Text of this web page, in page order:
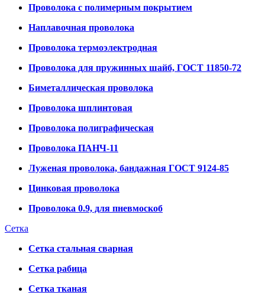
Проволока с полимерным покрытием
Наплавочная проволока
Проволока термоэлектродная
Проволока для пружинных шайб, ГОСТ 11850-72
Биметаллическая проволока
Проволока шплинтовая
Проволока полиграфическая
Проволока ПАНЧ-11
Луженая проволока, бандажная ГОСТ 9124-85
Цинковая проволока
Проволока 0.9, для пневмоскоб
Сетка
Сетка стальная сварная
Сетка рабица
Сетка тканая